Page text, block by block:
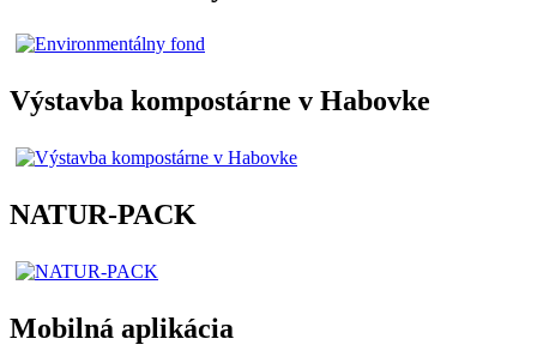
Výstavba kompostárne v Habovke
NATUR-PACK
Mobilná aplikácia